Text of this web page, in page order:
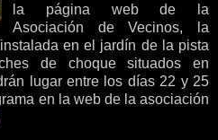
la página web de la
Asociación de Vecinos, la
en el jardín de la pista
de choque situados en
lugar entre los días 22 y 25
en la web de la asociación